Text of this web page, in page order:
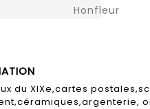
Honfleur
du XIXe,cartes